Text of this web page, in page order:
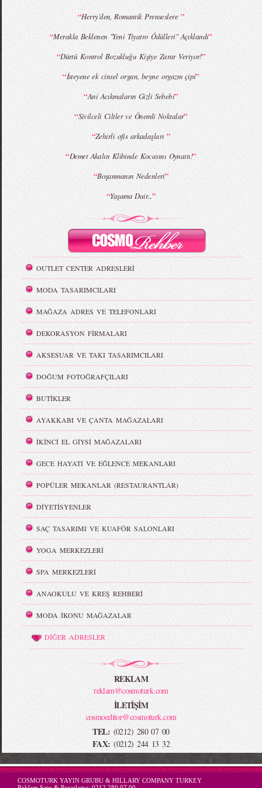
MBFWI - Giray Sepin 2015 Yaz Koleksiyonu MBFWI - Burçe Bekrek 2015 Yaz Koleksiyonu
“Herry’den, Romantik Prenseslere ”
“Merakla Beklenen "Yeni Tiyatro Ödülleri" Açıklandı”
“Dürtü Kontrol Bozukluğu Kişiye Zarar Veriyor!”
“İsteyene ek cinsel organ, beyne orgazm çipi”
“Ani Acıkmaların Gizli Sebebi”
“Sivilceli Ciltler ve Önemli Noktalar”
“Zehirli ofis arkadaşları ”
“Demet Akalın Klibinde Kocasını Oynattı!”
“Boşanmanın Nedenleri”
“Yaşama Dair...”
OUTLET CENTER ADRESLERİ
MODA TASARIMCILARI
MAĞAZA ADRES VE TELEFONLARI
DEKORASYON FİRMALARI
AKSESUAR VE TAKI TASARIMCILARI
DOĞUM FOTOĞRAFÇILARI
BUTİKLER
AYAKKABI VE ÇANTA MAĞAZALARI
İKİNCİ EL GİYSİ MAĞAZALARI
GECE HAYATI VE EĞLENCE MEKANLARI
POPÜLER MEKANLAR (RESTAURANTLAR)
DİYETİSYENLER
SAÇ TASARIMI VE KUAFÖR SALONLARI
YOGA MERKEZLERİ
SPA MERKEZLERİ
ANAOKULU VE KREŞ REHBERİ
MODA İKONU MAĞAZALAR
DİĞER ADRESLER
REKLAM
reklam@cosmoturk.com
İLETİŞİM
cosmoeditor@cosmoturk.com
TEL: (0212) 280 07 00
FAX: (0212) 244 13 32
-->
COSMOTURK YAYIN GRUBU & HILLARY COMPANY TURKEY